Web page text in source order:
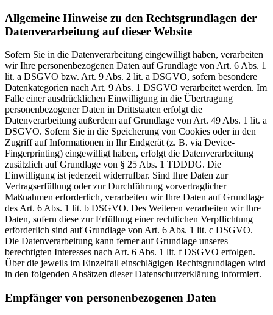
Allgemeine Hinweise zu den Rechtsgrundlagen der
Datenverarbeitung auf dieser Website
Sofern Sie in die Datenverarbeitung eingewilligt haben, verarbeiten
wir Ihre personenbezogenen Daten auf Grundlage von Art. 6 Abs. 1
lit. a DSGVO bzw. Art. 9 Abs. 2 lit. a DSGVO, sofern besondere
Datenkategorien nach Art. 9 Abs. 1 DSGVO verarbeitet werden. Im
Falle einer ausdrücklichen Einwilligung in die Übertragung
personenbezogener Daten in Drittstaaten erfolgt die
Datenverarbeitung außerdem auf Grundlage von Art. 49 Abs. 1 lit. a
DSGVO. Sofern Sie in die Speicherung von Cookies oder in den
Zugriff auf Informationen in Ihr Endgerät (z. B. via Device-
Fingerprinting) eingewilligt haben, erfolgt die Datenverarbeitung
zusätzlich auf Grundlage von § 25 Abs. 1 TDDDG. Die
Einwilligung ist jederzeit widerrufbar. Sind Ihre Daten zur
Vertragserfüllung oder zur Durchführung vorvertraglicher
Maßnahmen erforderlich, verarbeiten wir Ihre Daten auf Grundlage
des Art. 6 Abs. 1 lit. b DSGVO. Des Weiteren verarbeiten wir Ihre
Daten, sofern diese zur Erfüllung einer rechtlichen Verpflichtung
erforderlich sind auf Grundlage von Art. 6 Abs. 1 lit. c DSGVO.
Die Datenverarbeitung kann ferner auf Grundlage unseres
berechtigten Interesses nach Art. 6 Abs. 1 lit. f DSGVO erfolgen.
Über die jeweils im Einzelfall einschlägigen Rechtsgrundlagen wird
in den folgenden Absätzen dieser Datenschutzerklärung informiert.
Empfänger von personenbezogenen Daten